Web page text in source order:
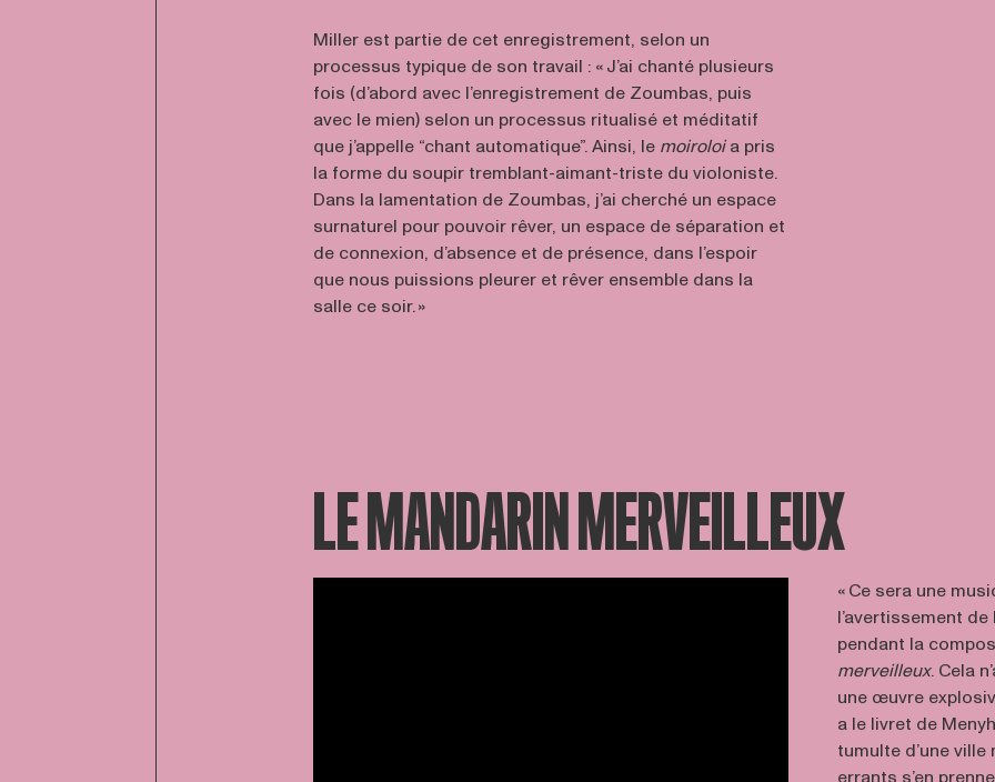
Miller est partie de cet enregistrement, selon un
processus typique de son travail : « J’ai chanté plusieurs
fois (d’abord avec l’enregistrement de Zoumbas, puis
avec le mien) selon un processus ritualisé et méditatif
que j’appelle “chant automatique”. Ainsi, le moiroloia pris
la forme du soupir tremblant-aimant-triste du violoniste.
Dans la lamentation de Zoumbas, j’ai cherché un espace
surnaturel pour pouvoir rêver, un espace de séparation et
de connexion, d’absence et de présence, dans l’espoir
que nous puissions pleurer et rêver ensemble dans la
salle ce soir. »
LE MANDARIN MERVEILLEUX
« Ce sera une
l’avertissement de
pendant la
merveilleux. Cela
une œuvre
a le livret de
tumulte d’une